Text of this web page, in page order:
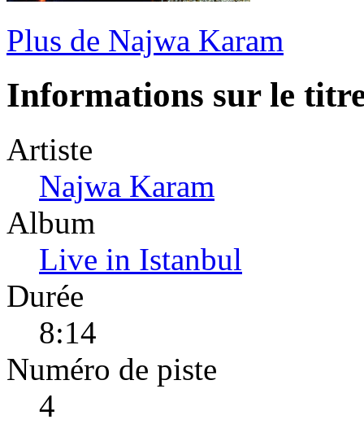
Plus de Najwa Karam
Informations sur le
Artiste
Najwa Karam
Album
Live in Istanbul
Durée
8:14
Numéro de piste
4